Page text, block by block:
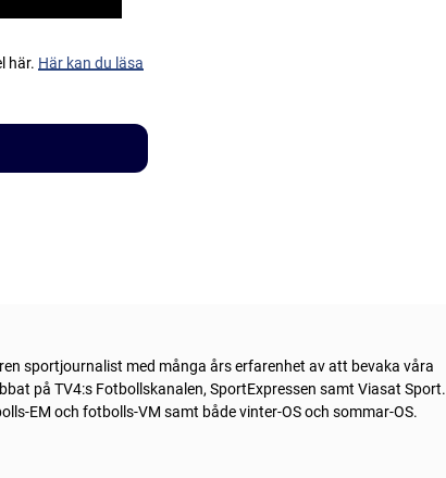
här. Här kan du läsa
sportjournalist med många års erfarenhet av att bevaka våra
på TV4:s Fotbollskanalen, SportExpressen samt Viasat Sport.
EM och fotbolls-VM samt både vinter-OS och sommar-OS.